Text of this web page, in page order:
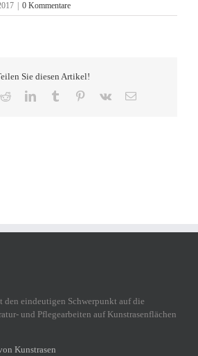
0 Kommentare
Sie diesen Artikel!
RedditLinkedInTumblr Pinterest
Vk
E-
den eindeutigen Schwerpunkt auf die
und Pflegearbeiten auf Kunstrasenflächen
Kunstrasen